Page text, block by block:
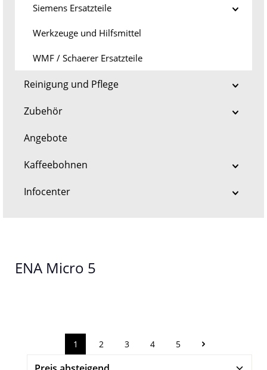
Siemens Ersatzteile
Werkzeuge und Hilfsmittel
WMF / Schaerer Ersatzteile
Reinigung und Pflege
Zubehör
Angebote
Kaffeebohnen
Infocenter
ENA Micro 5
Seite
1 Seite
2 Seite
3 Seite
4 Seite
5